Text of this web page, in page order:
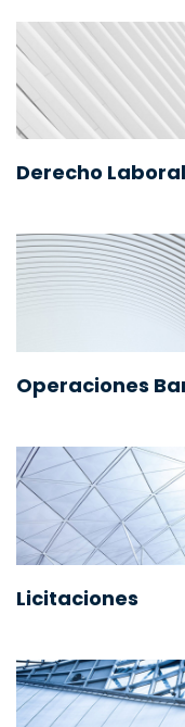
Derecho Laboral
Operaciones
Licitaciones